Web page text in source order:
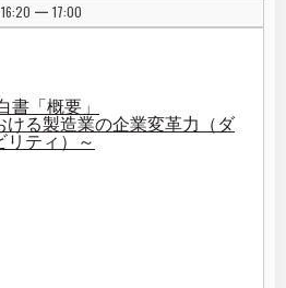
16:20 | 17:00
書「概要」
ける製造業の企業変革力（ダ
リティ）～